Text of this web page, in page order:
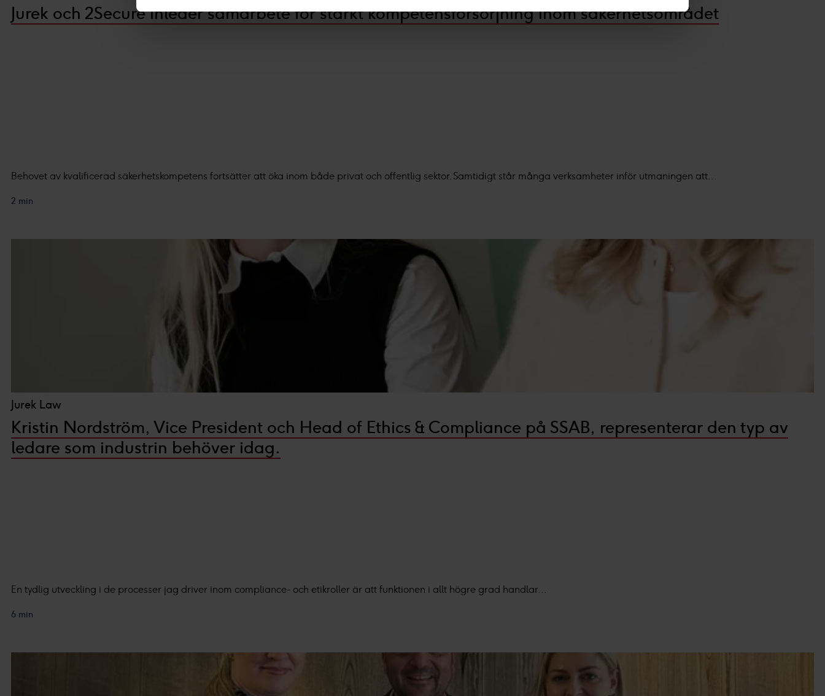
Vår Cookie Banner ger dig total kontroll över den data vi samlar och använder, det är viktigt för oss att du känner till de
Jurek och 2Secure inleder samarbete för stärkt kompetensförsörjning inom säkerhetsområdet
Behovet av kvalificerad säkerhetskompetens fortsätter att öka inom både privat och offentlig sektor. Samtidigt står många verksamheter inför utmaningen att...
2 min
Jurek Law
Kristin Nordström, Vice President och Head of Ethics & Compliance på SSAB, representerar den typ av
ledare som industrin behöver idag.
En tydlig utveckling i de processer jag driver inom compliance- och etikroller är att funktionen i allt högre grad handlar...
6 min